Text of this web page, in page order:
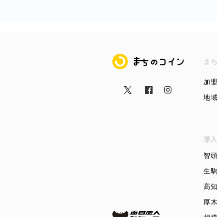
まちのコイン ま
加
地
導
智
生
高
厚